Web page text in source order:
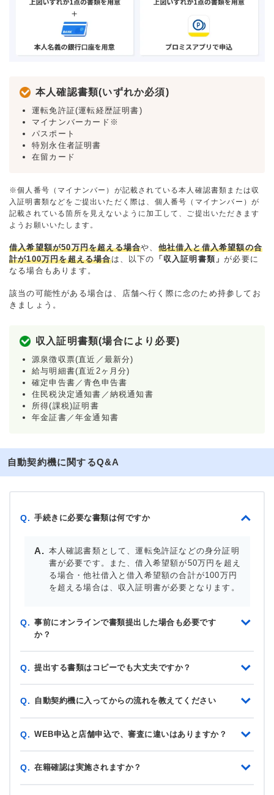
本人確認書類(いずれか必須)
運転免許証(運転経歴証明書)
マイナンバーカード※
パスポート
特別永住者証明書
在留カード
※個人番号（マイナンバー）が記載されている本人確認書類または収
入証明書類などをご提出いただく際は、個人番号（マイナンバー）が
記載されている箇所を見えないように加工して、ご提出いただきます
ようお願いいたします。
借入希望額が50万円を超える場合や、 他社借入と借入希望額の合
計が100万円を超える場合は、以下の 「収入証明書類」が必要に
なる場合もあります。
該当の可能性がある場合は、店舗へ行く際に念のため持参してお
きましょう。
収入証明書類(場合により必要)
源泉徴収票(直近／最新分)
給与明細書(直近2ヶ月分)
確定申告書／青色申告書
住民税決定通知書／納税通知書
所得(課税)証明書
年金証書／年金通知書
自動契約機に関するQ&A
Q. 手続きに必要な書類は何ですか
本人確認書類として、運転免許証などの身分証明
書が必要です。また、借入希望額が50万円を超え
る場合・他社借入と借入希望額の合計が100万円
を超える場合は、収入証明書が必要となります。
Q. 事前にオンラインで書類提出した場合も必要です
か？
Q. 提出する書類はコピーでも大丈夫ですか？
Q. 自動契約機に入ってからの流れを教えてください
Q. WEB申込と店舗申込で、審査に違いはありますか？
Q. 在籍確認は実施されますか？